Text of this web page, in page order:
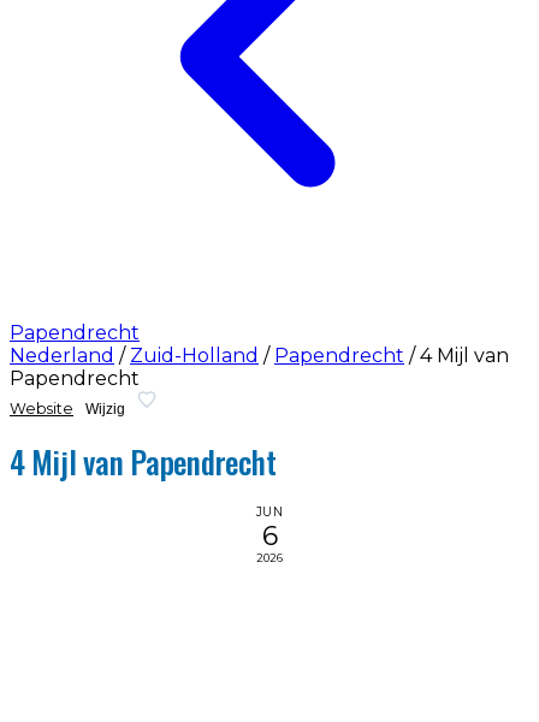
Papendrecht
Nederland / Zuid-Holland / Papendrecht / 4 Mijl van
Papendrecht
Website Wijzig
4 Mijl van Papendrecht
JUN
6
2026